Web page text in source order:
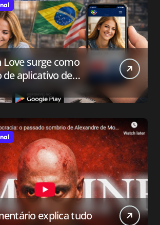
Love surge como
de aplicativo de
para o público
explica tudo